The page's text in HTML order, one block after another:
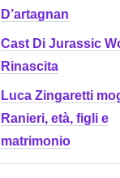
D’artagnan
Cast Di Jurassic
Rinascita
Luca Zingaretti
Ranieri, età, figli e
matrimonio